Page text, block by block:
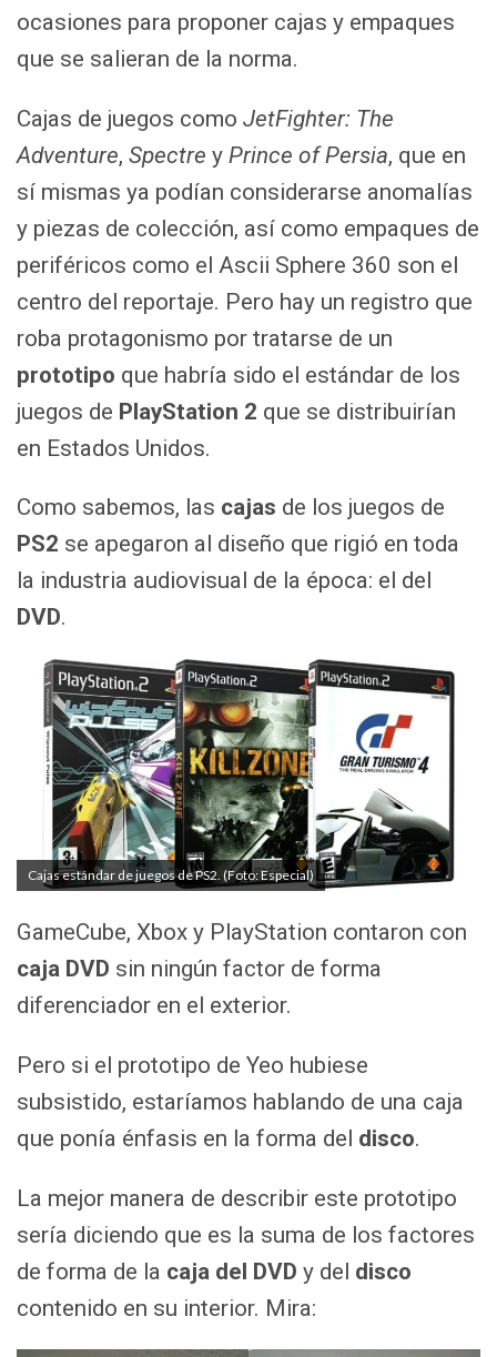
ocasiones para proponer cajas y empaques
que se salieran de la norma.
Cajas de juegos como JetFighter: The
Adventure, Spectre y Prince of Persia, que en
sí mismas ya podían considerarse anomalías
y piezas de colección, así como empaques de
periféricos como el Ascii Sphere 360 son el
centro del reportaje. Pero hay un registro que
roba protagonismo por tratarse de un
prototipo que habría sido el estándar de los
juegos de PlayStation 2 que se distribuirían
en Estados Unidos.
Como sabemos, las cajas de los juegos de
PS2 se apegaron al diseño que rigió en toda
la industria audiovisual de la época: el del
DVD.
Cajas estándar de juegos de PS2. (Foto: Especial)
GameCube, Xbox y PlayStation contaron con
caja DVD sin ningún factor de forma
diferenciador en el exterior.
Pero si el prototipo de Yeo hubiese
subsistido, estaríamos hablando de una caja
que ponía énfasis en la forma del disco.
La mejor manera de describir este prototipo
sería diciendo que es la suma de los factores
de forma de la caja del DVD y del disco
contenido en su interior. Mira: